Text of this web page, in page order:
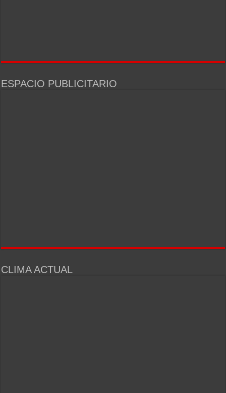
ESPACIO PUBLICITARIO
CLIMA ACTUAL